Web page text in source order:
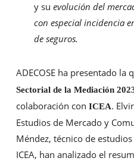
y su evolución del
con especial incidencia
de seguros.
ADECOSE ha presentado la
Sectorial de la Mediación
colaboración con ICEA.
Estudios de Mercado y
Méndez, técnico de
ICEA, han analizado el